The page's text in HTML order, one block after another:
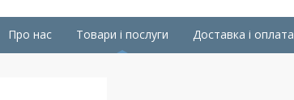
Про нас Товари і послуги Доставка і оплата